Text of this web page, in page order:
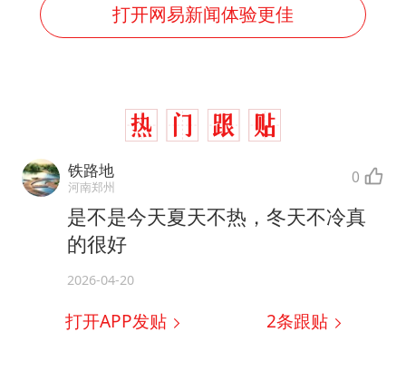
打开网易新闻体验更佳
铁路地
河南郑州 0
是不是今天夏天不热，冬天不冷真
的很好
2026-04-20
打开APP发贴 2条跟贴